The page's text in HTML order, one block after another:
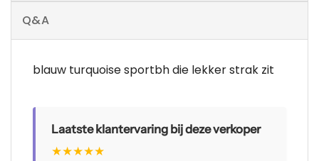
Q&A
blauw turquoise sportbh die lekker strak zit
Laatste klantervaring bij deze verkoper
★★★★★